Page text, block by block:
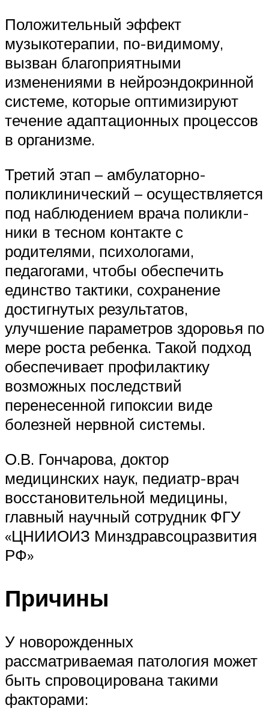
Положительный эффект
музыкотерапии, по-видимому,
вызван благоприятными
изменениями в нейроэндокринной
системе, кото­рые оптимизи­руют
течение адаптационных процессов
в организме.
Третий этап – амбулаторно-
поликлинический – осуществляется
под наблюдением врача поликли­
ники в тесном контакте с
родителями, психологами,
педагогами, что­бы обеспечить
единство тактики, сохранение
достигнутых результатов,
улучшение параметров здоровья по
мере роста ребенка. Такой подход
обеспечивает профилактику
возможных последствий
перенесенной гипоксии виде
болезней нервной системы.
О.В. Гончарова, доктор
медицинских наук, педиатр-врач
восстановительной медицины,
главный научный сотрудник ФГУ
«ЦНИИОИЗ Минздравсоцразвития
РФ»
Причины
У новорожденных
рассматриваемая патология может
быть спровоцирована такими
факторами: